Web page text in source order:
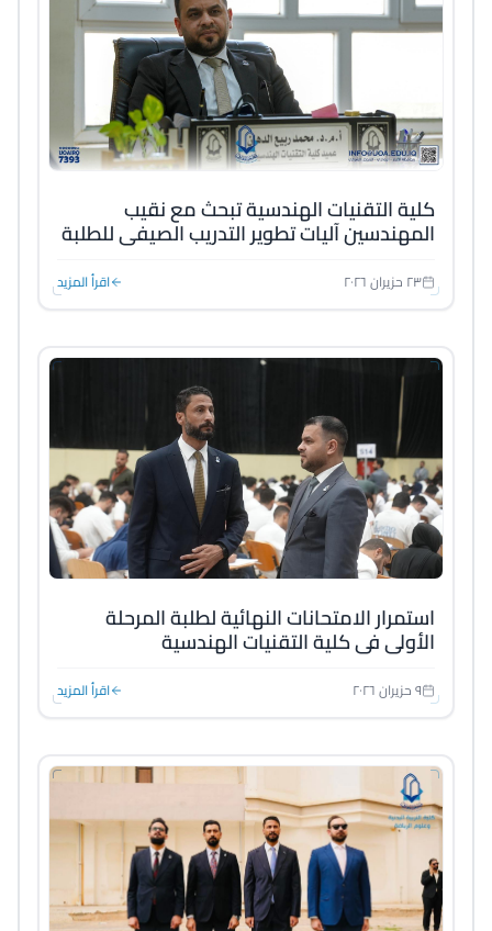
كلية التقنيات الهندسية تبحث مع نقيب
المهندسين آليات تطوير التدريب الصيفي للطلبة
٢٣ حزيران ٢٠٢٦ اقرأ المزيد
استمرار الامتحانات النهائية لطلبة المرحلة
الأولى في كلية التقنيات الهندسية
٩ حزيران ٢٠٢٦ اقرأ المزيد